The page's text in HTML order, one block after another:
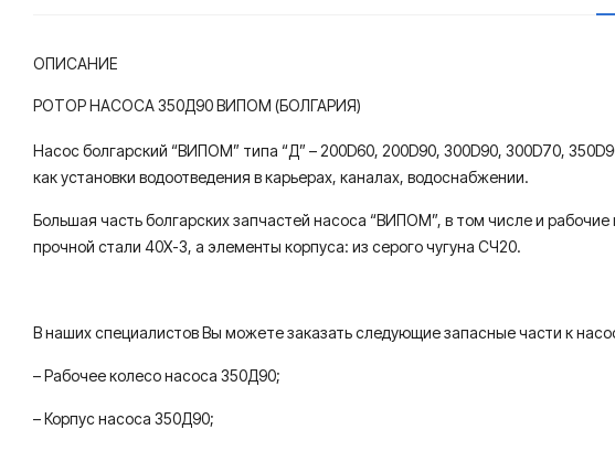
ОПИСАНИЕ
РОТОР НАСОСА 350Д90 ВИПОМ (БОЛГАРИЯ)
Насос болгарский “ВИПОМ” типа “Д” – 200D60, 200D90, 300D90, 300D70,
как установки водоотведения в карьерах, каналах, водоснабжении.
Большая часть болгарских запчастей насоса “ВИПОМ”, в том числе и
прочной стали 40Х-3, а элементы корпуса: из серого чугуна СЧ20.
В наших специалистов Вы можете заказать следующие запасные части к
– Рабочее колесо насоса 350Д90;
– Корпус насоса 350Д90;